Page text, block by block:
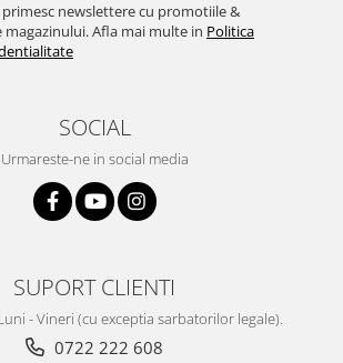
primesc newslettere cu promotiile &
Afla mai multe in Politica
SOCIAL
Urmareste-ne in social media
SUPORT CLIENTI
- Vineri (cu exceptia sarbatorilor legale).
0722 222 608